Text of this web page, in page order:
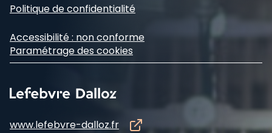
Politique de confidentialité
Accessibilité : non conforme
Paramétrage des cookies
www.lefebvre-dalloz.fr